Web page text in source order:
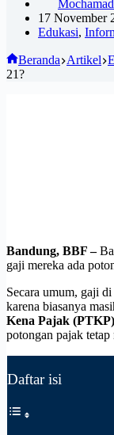
17 November
Edukasi,
Beranda Artikel
21?
Bandung, BBF –
gaji mereka ada
Secara umum, gaji
karena biasanya
Kena Pajak (PTKP)
potongan pajak
Daftar isi